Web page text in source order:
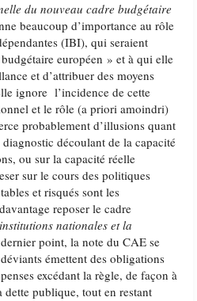
du nouveau cadre budgétaire
beaucoup d’importance au rôle
(IBI), qui seraient
européen » et à qui elle
et d’attribuer des moyens
ignore l’incidence de cette
et le rôle (a priori amoindri)
probablement d’illusions quant
découlant de la capacité
ou sur la capacité réelle
sur le cours des politiques
et risqués sont les
reposer le cadre
nationales et la
point, la note du CAE se
émettent des obligations
excédant la règle, de façon à
publique, tout en restant